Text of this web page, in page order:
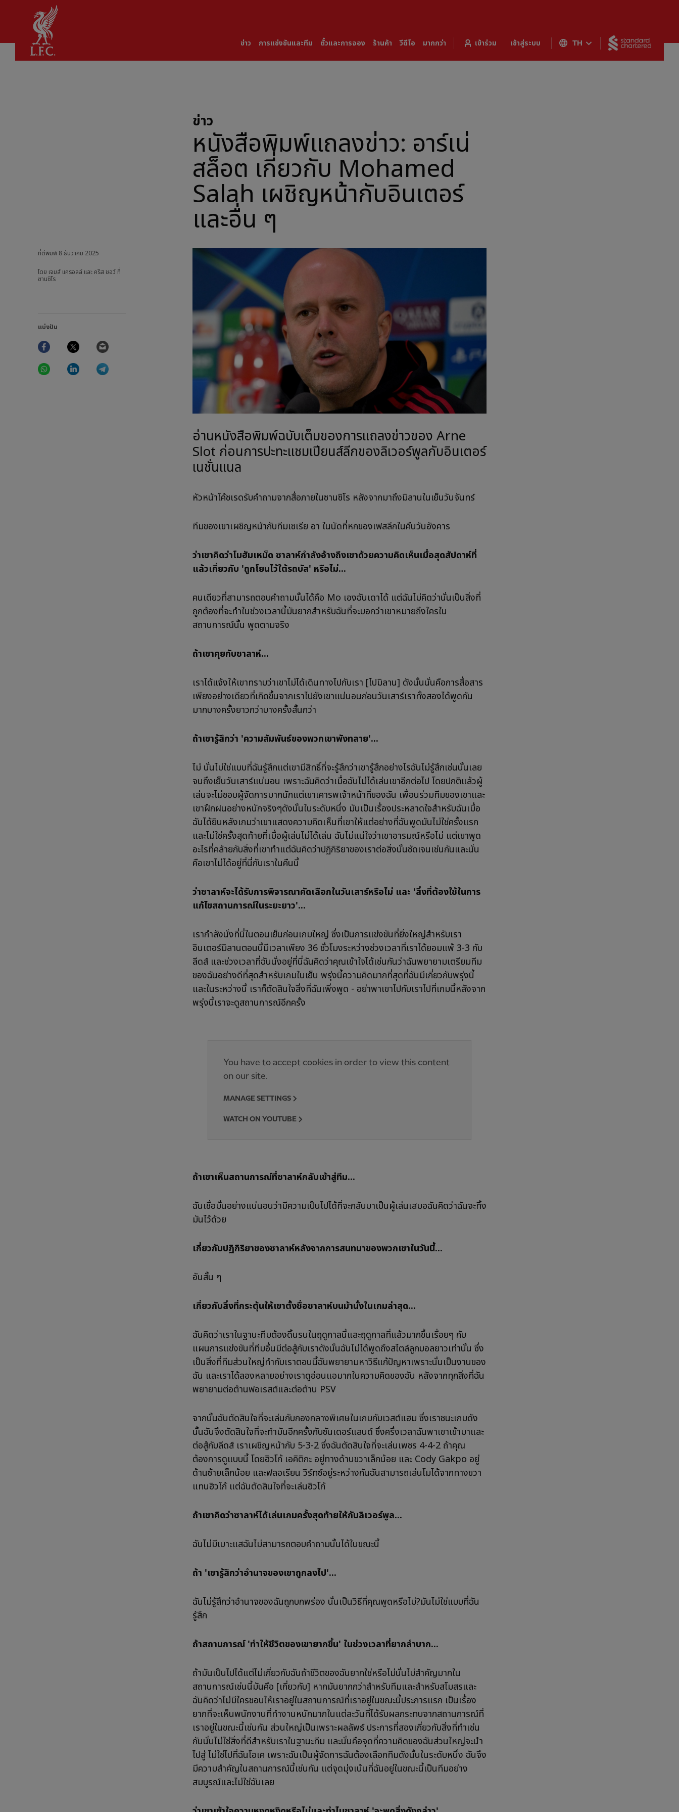
ข่าว การแข่งขันและทีม ตั๋วและการจอง ร้านค้า วีดีโอ มากกว่า เข้าร่วม เข้าสู่ระบบ TH
ข่าว
หนังสือพิมพ์แถลงข่าว: อาร์เน่
สล็อต เกี่ยวกับ Mohamed
Salah เผชิญหน้ากับอินเตอร์
และอื่น ๆ
ที่ตีพิมพ์ 8 ธันวาคม 2025
โดย เจมส์ แครอลล์ และ คริส ชอว์ ที่
ซานซิโร
แบ่งปัน
Facebook Twitter
WhatsAppLinkedIn
อ่านหนังสือพิมพ์ฉบับเต็มของการแถลงข่าวของ Arne
Slot ก่อนการปะทะแชมเปียนส์ลีกของลิเวอร์พูลกับอินเตอร์
เนชั่นแนล
หัวหน้าโค้ชเรดรับคำถามจากสื่อภายในซานซิโร หลังจากมาถึงมิลานในเย็นวันจันทร์
ทีมของเขาเผชิญหน้ากับทีมเซเรีย อา ในนัดที่หกของเฟสลีกในคืนวันอังคาร
ว่าเขาคิดว่าโมฮัมเหม็ด ซาลาห์กำลังอ้างถึงเขาด้วยความคิดเห็นเมื่อสุดสัปดาห์ที่
แล้วเกี่ยวกับ 'ถูกโยนไว้ใต้รถบัส' หรือไม่...
คนเดียวที่สามารถตอบคำถามนั้นได้คือ Mo เองฉันเดาได้ แต่ฉันไม่คิดว่านั่นเป็นสิ่งที่
ถูกต้องที่จะทำในช่วงเวลานี้มันยากสำหรับฉันที่จะบอกว่าเขาหมายถึงใครใน
สถานการณ์นั้น พูดตามจริง
ถ้าเขาคุยกับซาลาห์...
เราได้แจ้งให้เขาทราบว่าเขาไม่ได้เดินทางไปกับเรา [ไปมิลาน] ดังนั้นนั่นคือการสื่อสาร
เพียงอย่างเดียวที่เกิดขึ้นจากเราไปยังเขาแน่นอนก่อนวันเสาร์เราทั้งสองได้พูดกัน
มากบางครั้งยาวกว่าบางครั้งสั้นกว่า
ถ้าเขารู้สึกว่า 'ความสัมพันธ์ของพวกเขาพังทลาย'...
ไม่ นั่นไม่ใช่แบบที่ฉันรู้สึกแต่เขามีสิทธิ์ที่จะรู้สึกว่าเขารู้สึกอย่างไรฉันไม่รู้สึกเช่นนั้นเลย
จนถึงเย็นวันเสาร์แน่นอน เพราะฉันคิดว่าเมื่อฉันไม่ได้เล่นเขาอีกต่อไป โดยปกติแล้วผู้
เล่นจะไม่ชอบผู้จัดการมากนักแต่เขาเคารพเจ้าหน้าที่ของฉัน เพื่อนร่วมทีมของเขาและ
เขาฝึกฝนอย่างหนักจริงๆดังนั้นในระดับหนึ่ง มันเป็นเรื่องประหลาดใจสำหรับฉันเมื่อ
ฉันได้ยินหลังเกมว่าเขาแสดงความคิดเห็นที่เขาให้แต่อย่างที่ฉันพูดมันไม่ใช่ครั้งแรก
และไม่ใช่ครั้งสุดท้ายที่เมื่อผู้เล่นไม่ได้เล่น ฉันไม่แน่ใจว่าเขาอารมณ์หรือไม่ แต่เขาพูด
อะไรที่คล้ายกับสิ่งที่เขาทำแต่ฉันคิดว่าปฏิกิริยาของเราต่อสิ่งนั้นชัดเจนเช่นกันและนั่น
คือเขาไม่ได้อยู่ที่นี่กับเราในคืนนี้
ว่าซาลาห์จะได้รับการพิจารณาคัดเลือกในวันเสาร์หรือไม่ และ 'สิ่งที่ต้องใช้ในการ
แก้ไขสถานการณ์ในระยะยาว'...
เรากำลังนั่งที่นี่ในตอนเย็นก่อนเกมใหญ่ ซึ่งเป็นการแข่งขันที่ยิ่งใหญ่สำหรับเรา
อินเตอร์มิลานตอนนี้มีเวลาเพียง 36 ชั่วโมงระหว่างช่วงเวลาที่เราได้ยอมแพ้ 3-3 กับ
ลีดส์ และช่วงเวลาที่ฉันนั่งอยู่ที่นี่ฉันคิดว่าคุณเข้าใจได้เช่นกันว่าฉันพยายามเตรียมทีม
ของฉันอย่างดีที่สุดสำหรับเกมในเย็น พรุ่งนี้ความคิดมากที่สุดที่ฉันมีเกี่ยวกับพรุ่งนี้
และในระหว่างนี้ เราก็ตัดสินใจสิ่งที่ฉันเพิ่งพูด - อย่าพาเขาไปกับเราไปที่เกมนี้หลังจาก
พรุ่งนี้เราจะดูสถานการณ์อีกครั้ง
You have to accept cookies in order to view this content
on our site.
MANAGE SETTINGS
WATCH ON YOUTUBE
ถ้าเขาเห็นสถานการณ์ที่ซาลาห์กลับเข้าสู่ทีม...
ฉันเชื่อมั่นอย่างแน่นอนว่ามีความเป็นไปได้ที่จะกลับมาเป็นผู้เล่นเสมอฉันคิดว่าฉันจะทิ้ง
มันไว้ด้วย
เกี่ยวกับปฏิกิริยาของซาลาห์หลังจากการสนทนาของพวกเขาในวันนี้...
อันสั้น ๆ
เกี่ยวกับสิ่งที่กระตุ้นให้เขาตั้งชื่อซาลาห์บนม้านั่งในเกมล่าสุด...
ฉันคิดว่าเราในฐานะทีมต้องดิ้นรนในฤดูกาลนี้และฤดูกาลที่แล้วมากขึ้นเรื่อยๆ กับ
แผนการแข่งขันที่ทีมอื่นมีต่อสู้กับเราดังนั้นฉันไม่ได้พูดถึงสไตล์ลูกบอลยาวเท่านั้น ซึ่ง
เป็นสิ่งที่ทีมส่วนใหญ่ทำกับเราตอนนี้ฉันพยายามหาวิธีแก้ปัญหาเพราะนั่นเป็นงานของ
ฉัน และเราได้ลองหลายอย่างเราดูอ่อนแอมากในความคิดของฉัน หลังจากทุกสิ่งที่ฉัน
พยายามต่อต้านฟอเรสต์และต่อต้าน PSV
จากนั้นฉันตัดสินใจที่จะเล่นกับกองกลางพิเศษในเกมกับเวสต์แฮม ซึ่งเราชนะเกมดัง
นั้นฉันจึงตัดสินใจที่จะทำมันอีกครั้งกับซันเดอร์แลนด์ ซึ่งครึ่งเวลาฉันพาเขาเข้ามาและ
ต่อสู้กับลีดส์ เราเผชิญหน้ากับ 5-3-2 ซึ่งฉันตัดสินใจที่จะเล่นเพชร 4-4-2 ถ้าคุณ
ต้องการดูแบบนี้ โดยฮิวโก้ เอคิติกะ อยู่ทางด้านขวาเล็กน้อย และ Cody Gakpo อยู่
ด้านซ้ายเล็กน้อย และฟลอเรียน วิร์ทซ์อยู่ระหว่างกันฉันสามารถเล่นโมได้จากทางขวา
แทนฮิวโก้ แต่ฉันตัดสินใจที่จะเล่นฮิวโก้
ถ้าเขาคิดว่าซาลาห์ได้เล่นเกมครั้งสุดท้ายให้กับลิเวอร์พูล...
ฉันไม่มีเบาะแสฉันไม่สามารถตอบคำถามนั้นได้ในขณะนี้
ถ้า 'เขารู้สึกว่าอำนาจของเขาถูกลงไป'...
ฉันไม่รู้สึกว่าอำนาจของฉันถูกบกพร่อง นั่นเป็นวิธีที่คุณพูดหรือไม่?มันไม่ใช่แบบที่ฉัน
รู้สึก
ถ้าสถานการณ์ 'ทำให้ชีวิตของเขายากขึ้น' ในช่วงเวลาที่ยากลำบาก...
ถ้ามันเป็นไปได้แต่ไม่เกี่ยวกับฉันถ้าชีวิตของฉันยากใช่หรือไม่นั่นไม่สำคัญมากใน
สถานการณ์เช่นนี้มันคือ [เกี่ยวกับ] หากมันยากกว่าสำหรับทีมและสำหรับสโมสรและ
ฉันคิดว่าไม่มีใครชอบให้เราอยู่ในสถานการณ์ที่เราอยู่ในขณะนี้ประการแรก เป็นเรื่อง
ยากที่จะเห็นพนักงานที่ทำงานหนักมากในแต่ละวันที่ได้รับผลกระทบจากสถานการณ์ที่
เราอยู่ในขณะนี้เช่นกัน ส่วนใหญ่เป็นเพราะผลลัพธ์ ประการที่สองเกี่ยวกับสิ่งที่ทำเช่น
กันนั่นไม่ใช่สิ่งที่ดีสำหรับเราในฐานะทีม และนั่นคือจุดที่ความคิดของฉันส่วนใหญ่จะนำ
ไปสู่ ไม่ใช่ไปที่ฉันโอเค เพราะฉันเป็นผู้จัดการฉันต้องเลือกทีมดังนั้นในระดับหนึ่ง ฉันจึง
มีความสำคัญในสถานการณ์นี้เช่นกัน แต่จุดมุ่งเน้นที่ฉันอยู่ในขณะนี้เป็นทีมอย่าง
สมบูรณ์และไม่ใช่ฉันเลย